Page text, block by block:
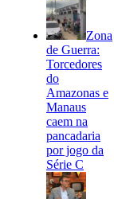
Zona
de Guerra:
Torcedores
do
Amazonas e
Manaus
caem na
pancadaria
por jogo da
Série C